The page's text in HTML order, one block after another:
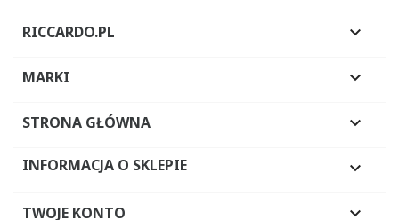
RICCARDO.PL 
MARKI 
STRONA GŁÓWNA 
INFORMACJA O SKLEPIE 
TWOJE KONTO 